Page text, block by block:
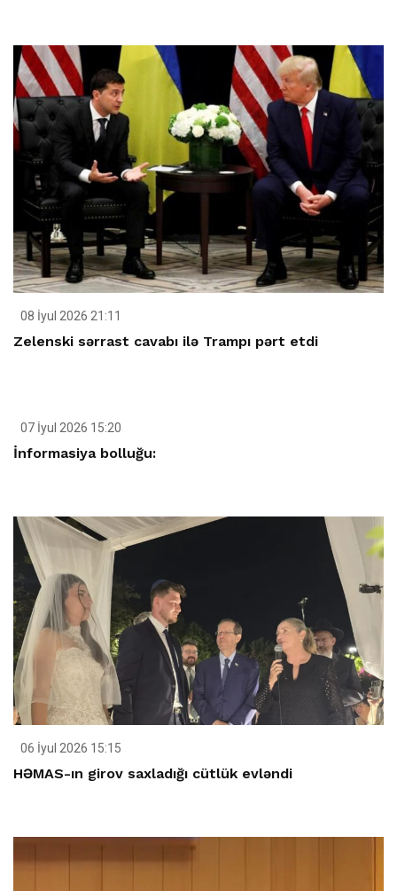
08 İyul 2026 21:11
Zelenski sərrast cavabı ilə Trampı pərt etdi
07 İyul 2026 15:20
İnformasiya bolluğu:
06 İyul 2026 15:15
HƏMAS-ın girov saxladığı cütlük evləndi